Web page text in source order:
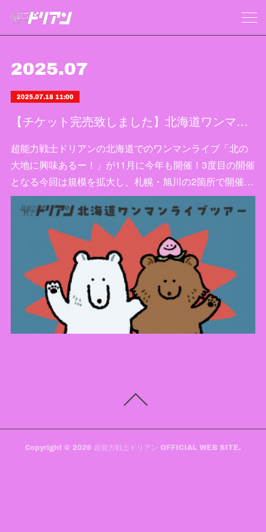
2025.07
2025.07.18 11:00
【チケット完売致しました】北海道ワンマンツアー「北の大地に興味あるー！2025」開催決定！！！
超能力戦士ドリアンの北海道でのワンマンライブ「北の
大地に興味あるー！」が11月に今年も開催！3度目の開催
となる今回は規模を拡大し、札幌・旭川の2箇所で開催…
Copyright © 2026 超能力戦士ドリアン OFFICIAL WEB SITE.